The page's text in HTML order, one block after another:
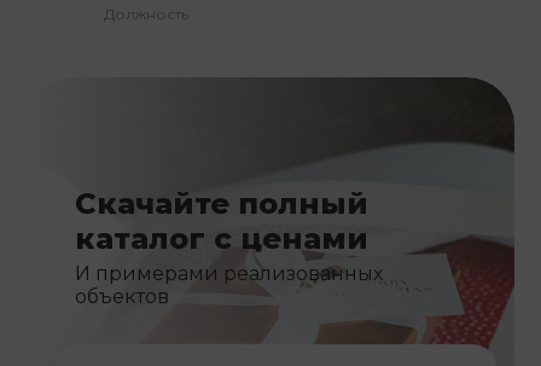
Должность
Скачайте полный
каталог с ценами
И примерами реализованных
объектов